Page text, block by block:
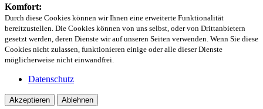
Komfort:
Durch diese Cookies können wir Ihnen eine erweiterte Funktionalität
bereitzustellen. Die Cookies können von uns selbst, oder von Drittanbietern
gesetzt werden, deren Dienste wir auf unseren Seiten verwenden. Wenn Sie diese
Cookies nicht zulassen, funktionieren einige oder alle dieser Dienste
möglicherweise nicht einwandfrei.
Datenschutz
Akzeptieren Ablehnen